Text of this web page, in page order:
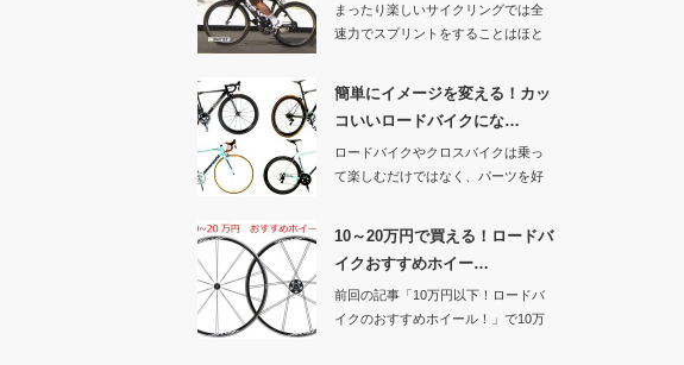
まったり楽しいサイクリングでは全
速力でスプリントをすることはほと
簡単にイメージを変える！カッ
コいいロードバイクにな…
ロードバイクやクロスバイクは乗っ
て楽しむだけではなく、パーツを好
10～20万円で買える！ロードバ
イクおすすめホイー…
前回の記事「10万円以下！ロードバ
イクのおすすめホイール！」で10万